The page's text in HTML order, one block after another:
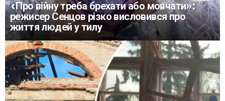
«Про війну треба брехати або мовчати»:
режисер Сенцов різко висловився про
життя людей у тилу